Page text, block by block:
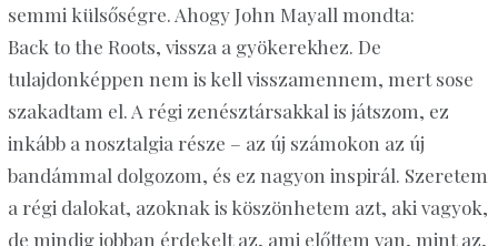
semmi külsőségre. Ahogy John Mayall mondta:
Back tothe Roots, vissza a gyökerekhez. De
tulajdonképpen nem is kell visszamennem, mert sose
szakadtam el. A régi zenésztársakkal is játszom, ez
inkább a nosztalgia része – az új számokon az új
bandámmal dolgozom, és ez nagyon inspirál. Szeretem
a régi dalokat, azoknak is köszönhetem azt, aki vagyok,
de mindig jobban érdekelt az, ami előttem van, mint az,